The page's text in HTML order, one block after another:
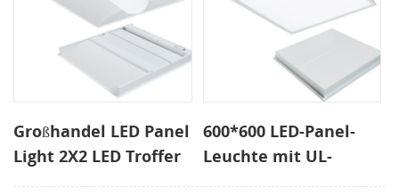
Großhandel LED Panel
Light 2X2 LED Troffer
Fixture Light
600*600 LED-Panel-
Leuchte mit UL-
Zertifizierung